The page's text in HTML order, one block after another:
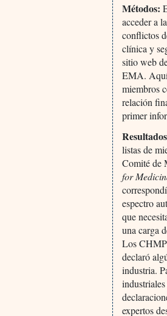
Métodos:
acceder a
conflictos
clínica y
sitio web
EMA. Aquí
miembros
relación
primer
listas de
Comité de
for
espectro
que
una carga
Los
declaró
industria.
expertos